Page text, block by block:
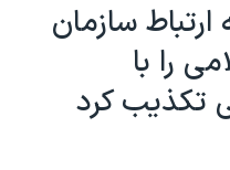
سازمان
را با
تکذيب کرد